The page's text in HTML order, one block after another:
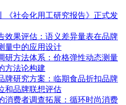
《社会化用工研究报告》正式发
效果评估：语义差异量表在品牌
量中的应用设计
研方法体系：价格弹性动态测量
方法论构建
牌研究方案：临期食品折扣品牌
和品牌联想评估
消费者调查拓展：循环时尚消费